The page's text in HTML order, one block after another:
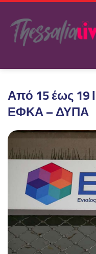
Από 15 έως 19
ΕΦΚΑ – ΔΥΠΑ